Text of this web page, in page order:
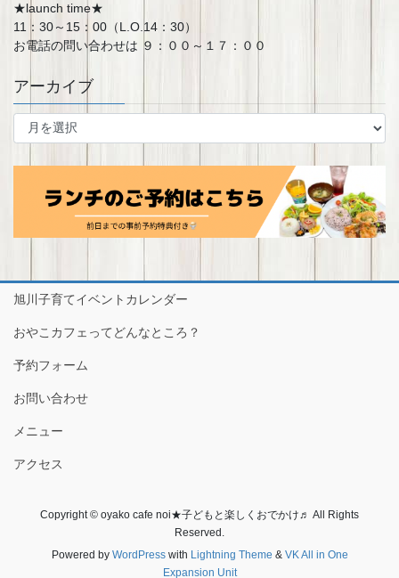
★launch time★
11：30～15：00（L.O.14：30）
お電話の問い合わせは ９：００～１７：００
アーカイブ
ア
イ
旭川子育てイベントカレンダー
おやこカフェってどんなところ？
予約フォーム
お問い合わせ
メニュー
アクセス
Copyright © oyako cafe noi★子どもと楽しくおでかけ♬ All Rights
Reserved.
Powered by WordPresswith Lightning Theme & VK All in One
Expansion Unit